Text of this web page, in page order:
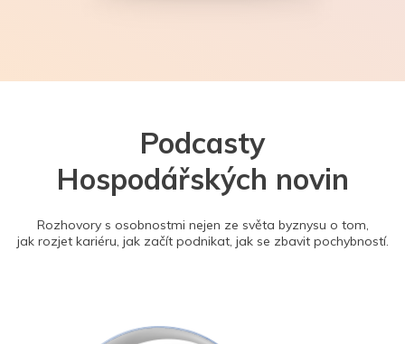
Podcasty
Hospodářských novin
Rozhovory s osobnostmi nejen ze světa byznysu o tom,
jak rozjet kariéru, jak začít podnikat, jak se zbavit pochybností.